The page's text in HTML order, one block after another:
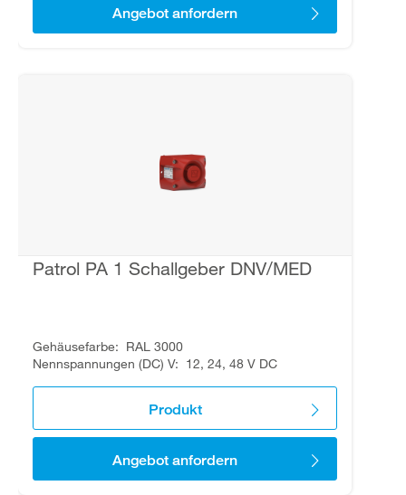
Angebot anfordern
Patrol PA 1 Schallgeber DNV/MED
Gehäusefarbe
RAL 3000
Nennspannungen (DC) V
12, 24, 48 V DC
Produkt
Angebot anfordern